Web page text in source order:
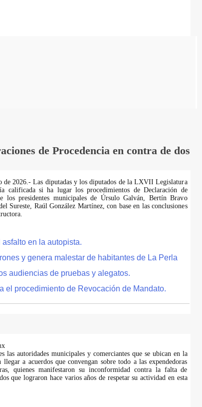
de Procedencia en contra de dos
de 2026.- Las diputadas y los diputados de la LXVII Legislatura
calificada si ha lugar los procedimientos de Declaración de
los presidentes municipales de Úrsulo Galván, Bertín Bravo
Sureste, Raúl González Martínez, con base en las conclusiones
en la autopista.
y genera malestar de habitantes de La Perla
audiencias de pruebas y alegatos.
el procedimiento de Revocación de Mandato.
las autoridades municipales y comerciantes que se ubican en la
a acuerdos que convengan sobre todo a las expendedoras
quienes manifestaron su inconformidad contra la falta de
que lograron hace varios años de respetar su actividad en esta